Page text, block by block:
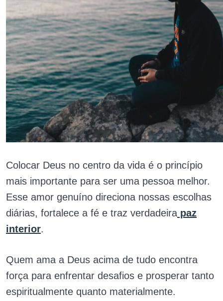
Colocar Deus no centro da vida é o princípio
mais importante para ser uma pessoa melhor.
Esse amor genuíno direciona nossas escolhas
diárias, fortalece a fé e traz verdadeira paz
interior.
Quem ama a Deus acima de tudo encontra
força para enfrentar desafios e prosperar tanto
espiritualmente quanto materialmente.